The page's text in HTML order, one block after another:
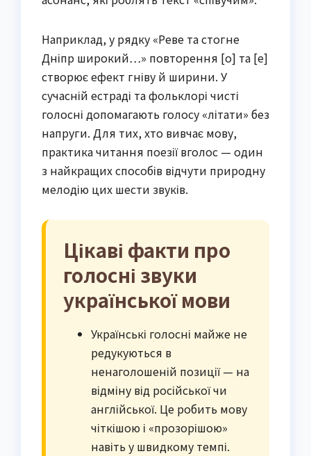
Наприклад, у рядку «Реве та стогне
Дніпр широкий…» повторення [о] та [е]
створює ефект гніву й ширини. У
сучасній естраді та фольклорі чисті
голосні допомагають голосу «літати» без
напруги. Для тих, хто вивчає мову,
практика читання поезії вголос — один
з найкращих способів відчути природну
мелодію цих шести звуків.
Цікаві факти про
голосні звуки
української мови
Українські голосні майже не
редукуються в
ненаголошеній позиції — на
відміну від російської чи
англійської. Це робить мову
чіткішою і «прозорішою»
навіть у швидкому темпі.